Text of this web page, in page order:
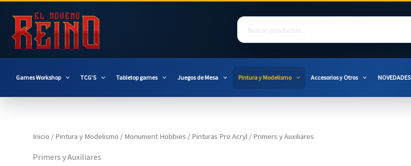
contenido
Products
search
Games Workshop TCG’S Tabletop games Juegos de Mesa Pintura y Modelismo Accesorios y Otros NOVEDADES
Inicio / Pintura y Modelismo / Monument Hobbies / Pinturas Pro Acryl / Primers y Auxiliares
Primers y Auxiliares